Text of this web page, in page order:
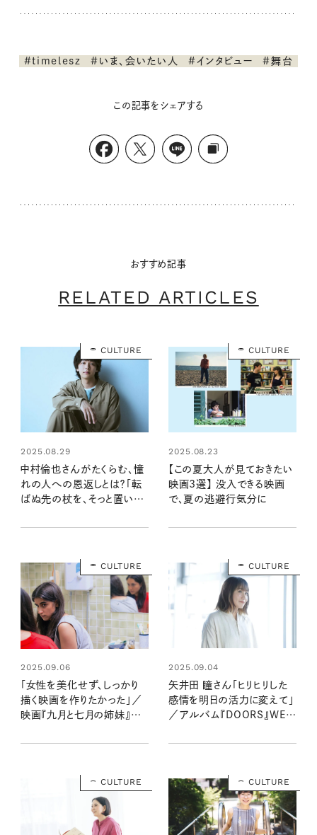
#timelesz #いま、会いたい人 #インタビュー #舞台
この記事をシェアする
おすすめ記事
RELATED ARTICLES
CULTURE
2025.08.29
中村倫也さんがたくらむ、憧
れの人への恩返しとは？「転
ばぬ先の杖を、そっと置いて
CULTURE
2025.08.23
【この夏大人が見ておきたい
映画3選】 没入できる映画
で、夏の逃避行気分に
CULTURE
2025.09.06
「女性を美化せず、しっかり
描く映画を作りたかった」／
映画『九月と七月の姉妹』の
ュー
CULTURE
2025.09.04
矢井田 瞳さん「ヒリヒリした
感情を明日の活力に変えて」
／アルバム『DOORS』WEB
CULTURE CULTURE